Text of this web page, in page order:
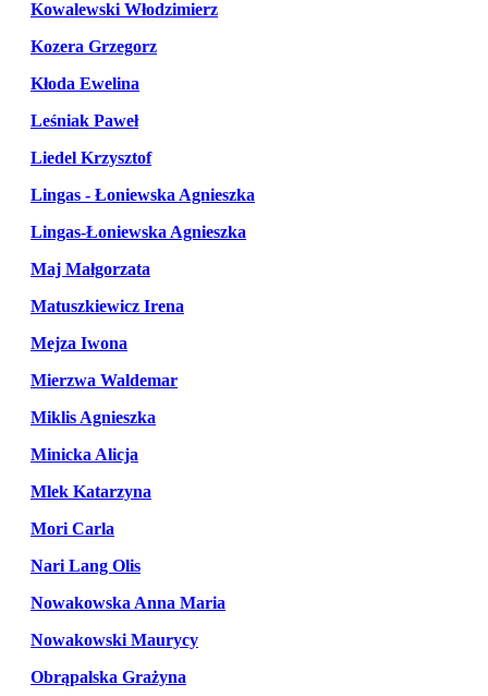
Kowalewski Włodzimierz
Kozera Grzegorz
Kłoda Ewelina
Leśniak Paweł
Liedel Krzysztof
Lingas - Łoniewska Agnieszka
Lingas-Łoniewska Agnieszka
Maj Małgorzata
Matuszkiewicz Irena
Mejza Iwona
Mierzwa Waldemar
Miklis Agnieszka
Minicka Alicja
Mlek Katarzyna
Mori Carla
Nari Lang Olis
Nowakowska Anna Maria
Nowakowski Maurycy
Obrąpalska Grażyna